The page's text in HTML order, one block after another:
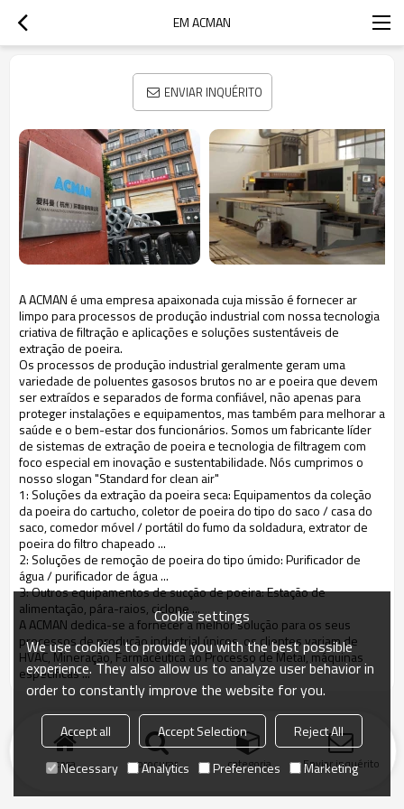
EM ACMAN
ENVIAR INQUÉRITO
A ACMAN é uma empresa apaixonada cuja missão éfornecer ar
limpo para processos de produção industrial com nossa tecnologia
criativa de filtração e aplicações e soluções sustentáveis de
extração de poeira.
Os processos de produção industrial geralmente geram uma
variedade de poluentes gasosos brutos no ar e poeira que devem
ser extraídos e separados de forma confiável, não apenas para
proteger instalações e equipamentos, mas também para melhorar a
saúde e o bem-estar dos funcionários. Somos um fabricante líder
de sistemas de extração de poeira e tecnologia de filtragem com
foco especial em inovação e sustentabilidade. Nós cumprimos o
nosso slogan "Standard for clean air"
1: Soluções da extração da poeira seca: Equipamentos da coleção
da poeira do cartucho, coletor de poeira do tipo do saco / casa do
saco, comedor móvel / portátil do fumo da soldadura, extrator de
poeira do filtro chapeado ...
2: Soluções de remoção de poeira do tipo úmido: Purificador de
água / purificador de água ...
3: Outros equipamentos de sucção de poeira: Estação de
alimentação, pára-raios, ciclone ...
A ACMAN dedica-se a fornecer a melhor solução para os seus
processos de produção industrial únicos, os clientes variam de
HVAC, Mineração, Farmacêutica ao Processo de Metal, máquinas
específicas ...
casa procurar categoria Enviar inquérito
Cookie settings
We use cookies to provide you with the best possible
experience. They also allow us to analyze user behavior in
order to constantly improve the website for you.
Accept all Accept Selection
Reject All
Necessary
Analytics Preferences Marketing